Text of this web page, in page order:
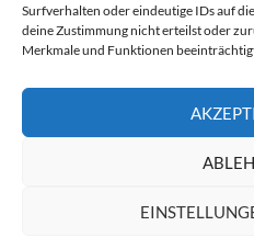
Surfverhalten oder eindeutige IDs auf
deine Zustimmung nicht erteilst oder
Merkmale und Funktionen
CTOUR der Club der Tourismus-
über Anfragen von neuen
das Kontaktformular Kontakt zu
Dienst des Reisejournalismus.